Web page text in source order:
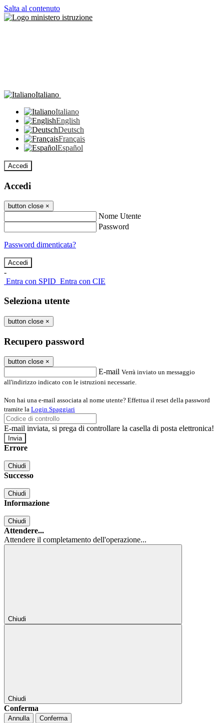
Salta al contenuto
Italiano
Italiano
English
Deutsch
Français
Español
Accedi
Accedi
button close ×
Nome Utente
Password
Password dimenticata?
-
Entra con SPID Entra con CIE
Seleziona utente
button close ×
Recupero password
button close ×
E-mail Verrà inviato un messaggio
all'indirizzo indicato con le istruzioni necessarie.
Non hai una e-mail associata al nome utente? Effettua il reset della password
tramite la Login Spaggiari
E-mail inviata, si prega di controllare la casella di posta elettronica!
Errore
Chiudi
Successo
Chiudi
Informazione
Chiudi
Attendere...
Attendere il completamento dell'operazione...
Chiudi
Chiudi
Conferma
Annulla Conferma